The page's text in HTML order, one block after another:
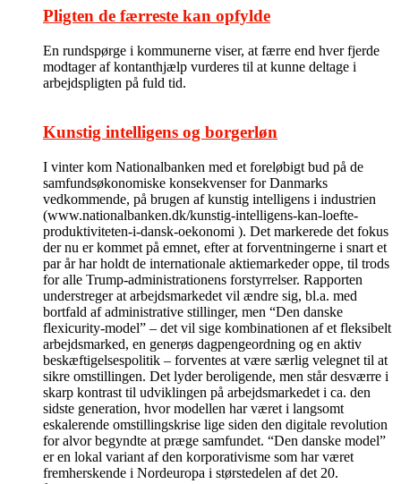
Pligten de færreste kan opfylde
En rundspørge i kommunerne viser, at færre end hver fjerde
modtager af kontanthjælp vurderes til at kunne deltage i
arbejdspligten på fuld tid.
Kunstig intelligens og borgerløn
I vinter kom Nationalbanken med et foreløbigt bud på de
samfundsøkonomiske konsekvenser for Danmarks
vedkommende, på brugen af kunstig intelligens i industrien
(www.nationalbanken.dk/kunstig-intelligens-kan-loefte-
produktiviteten-i-dansk-oekonomi ). Det markerede det fokus
der nu er kommet på emnet, efter at forventningerne i snart et
par år har holdt de internationale aktiemarkeder oppe, til trods
for alle Trump-administrationens forstyrrelser. Rapporten
understreger at arbejdsmarkedet vil ændre sig, bl.a. med
bortfald af administrative stillinger, men “Den danske
flexicurity-model” – det vil sige kombinationen af et fleksibelt
arbejdsmarked, en generøs dagpengeordning og en aktiv
beskæftigelsespolitik – forventes at være særlig velegnet til at
sikre omstillingen. Det lyder beroligende, men står desværre i
skarp kontrast til udviklingen på arbejdsmarkedet i ca. den
sidste generation, hvor modellen har været i langsomt
eskalerende omstillingskrise lige siden den digitale revolution
for alvor begyndte at præge samfundet. “Den danske model”
er en lokal variant af den korporativisme som har været
fremherskende i Nordeuropa i størstedelen af det 20.